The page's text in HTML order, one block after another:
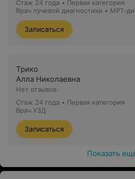
Стаж 24 года • Первая категория
Врач лучевой диагностики • МРТ-
Записаться
Трико
Алла Николаевна
Нет отзывов
Стаж 24 года • Первая категория
Врач УЗД
Записаться
Показать